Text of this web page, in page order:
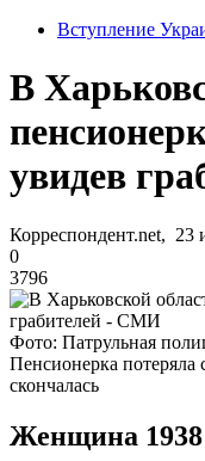
Вступление
В
увидев
Корреспондент.net, 23
0
3796
Фото: Патрульная
Пенсионерка потеряла
скончалась
Женщина 1938